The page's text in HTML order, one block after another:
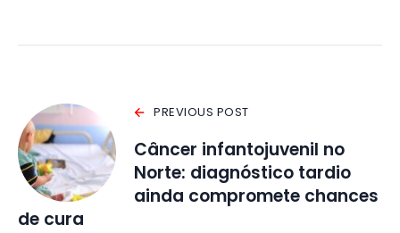
PREVIOUS POST
Câncer infantojuvenil no
Norte: diagnóstico tardio
ainda compromete chances
de cura